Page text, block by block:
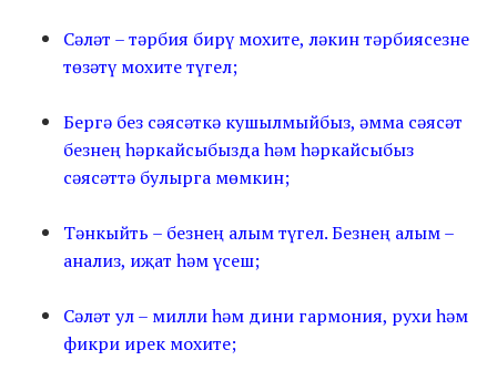
Сәләт – тәрбия бирү мохите, ләкин тәрбиясезне
төзәтү мохите түгел;
Бергә без сәясәткә кушылмыйбыз, әмма сәясәт
безнең һәркайсыбызда һәм һәркайсыбыз
сәясәттә булырга мөмкин;
Тәнкыйть – безнең алым түгел. Безнең алым –
анализ, иҗат һәм үсеш;
Сәләт ул – милли һәм дини гармония, рухи һәм
фикри ирек мохите;